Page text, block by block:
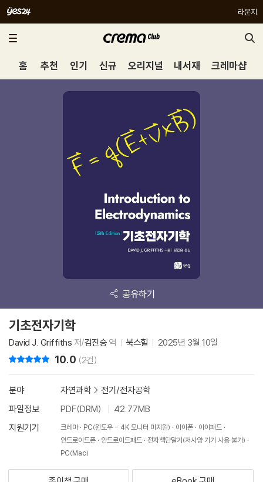
라운지
홈 추천 인기 신규 오리지널 내서재 크레마샵
공유하기
기초전자기학
David J. Griffiths 저/김진승역 북스힐 2025년 3월 10일
10.0 (2건)
분야 자연과학 > 전기/전자공학
파일정보
PDF(DRM)
42.77MB
지원기기
크레마 PC(윈도우 - 4K 모니터 미지원) 아이폰
아이패드
안드로이드폰
안드로이드패드
전자책단말기(저사양 기기 사용 불가)
PC(Mac)